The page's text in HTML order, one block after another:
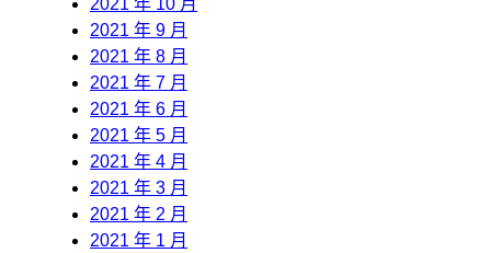
2021 年 9 月
2021 年 8 月
2021 年 7 月
2021 年 6 月
2021 年 5 月
2021 年 4 月
2021 年 3 月
2021 年 2 月
2021 年 1 月